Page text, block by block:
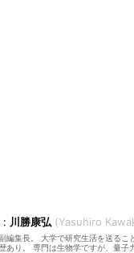
川勝康弘 Yasuhiro
編集長。 大学で研究生活を送るこ
あり。 専門は生物学ですが、量子